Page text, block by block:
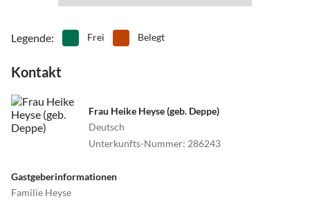
Legende: Frei Belegt
Kontakt
Frau Heike Heyse (geb. Deppe)
Deutsch
Unterkunfts-Nummer: 286243
Gastgeberinformationen
Familie Heyse